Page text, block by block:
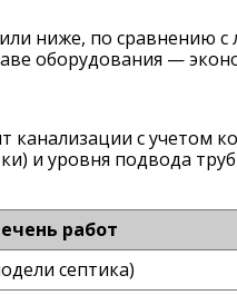
ниже, по сравнению
оборудования —
с учетом
и уровня подвода
работ
септика)